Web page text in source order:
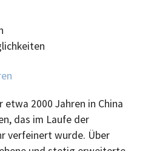
etwa 2000 Jahren in China
das im Laufe der
verfeinert wurde. Über